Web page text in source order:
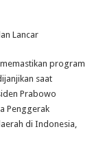
Lancar
program
saat
Prabowo
Penggerak
di Indonesia,